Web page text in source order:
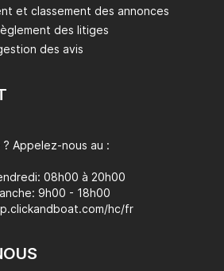
et classement des annonces
des litiges
des avis
Appelez-nous au :
08h00 à 20h00
9h00 - 18h00
hc/fr